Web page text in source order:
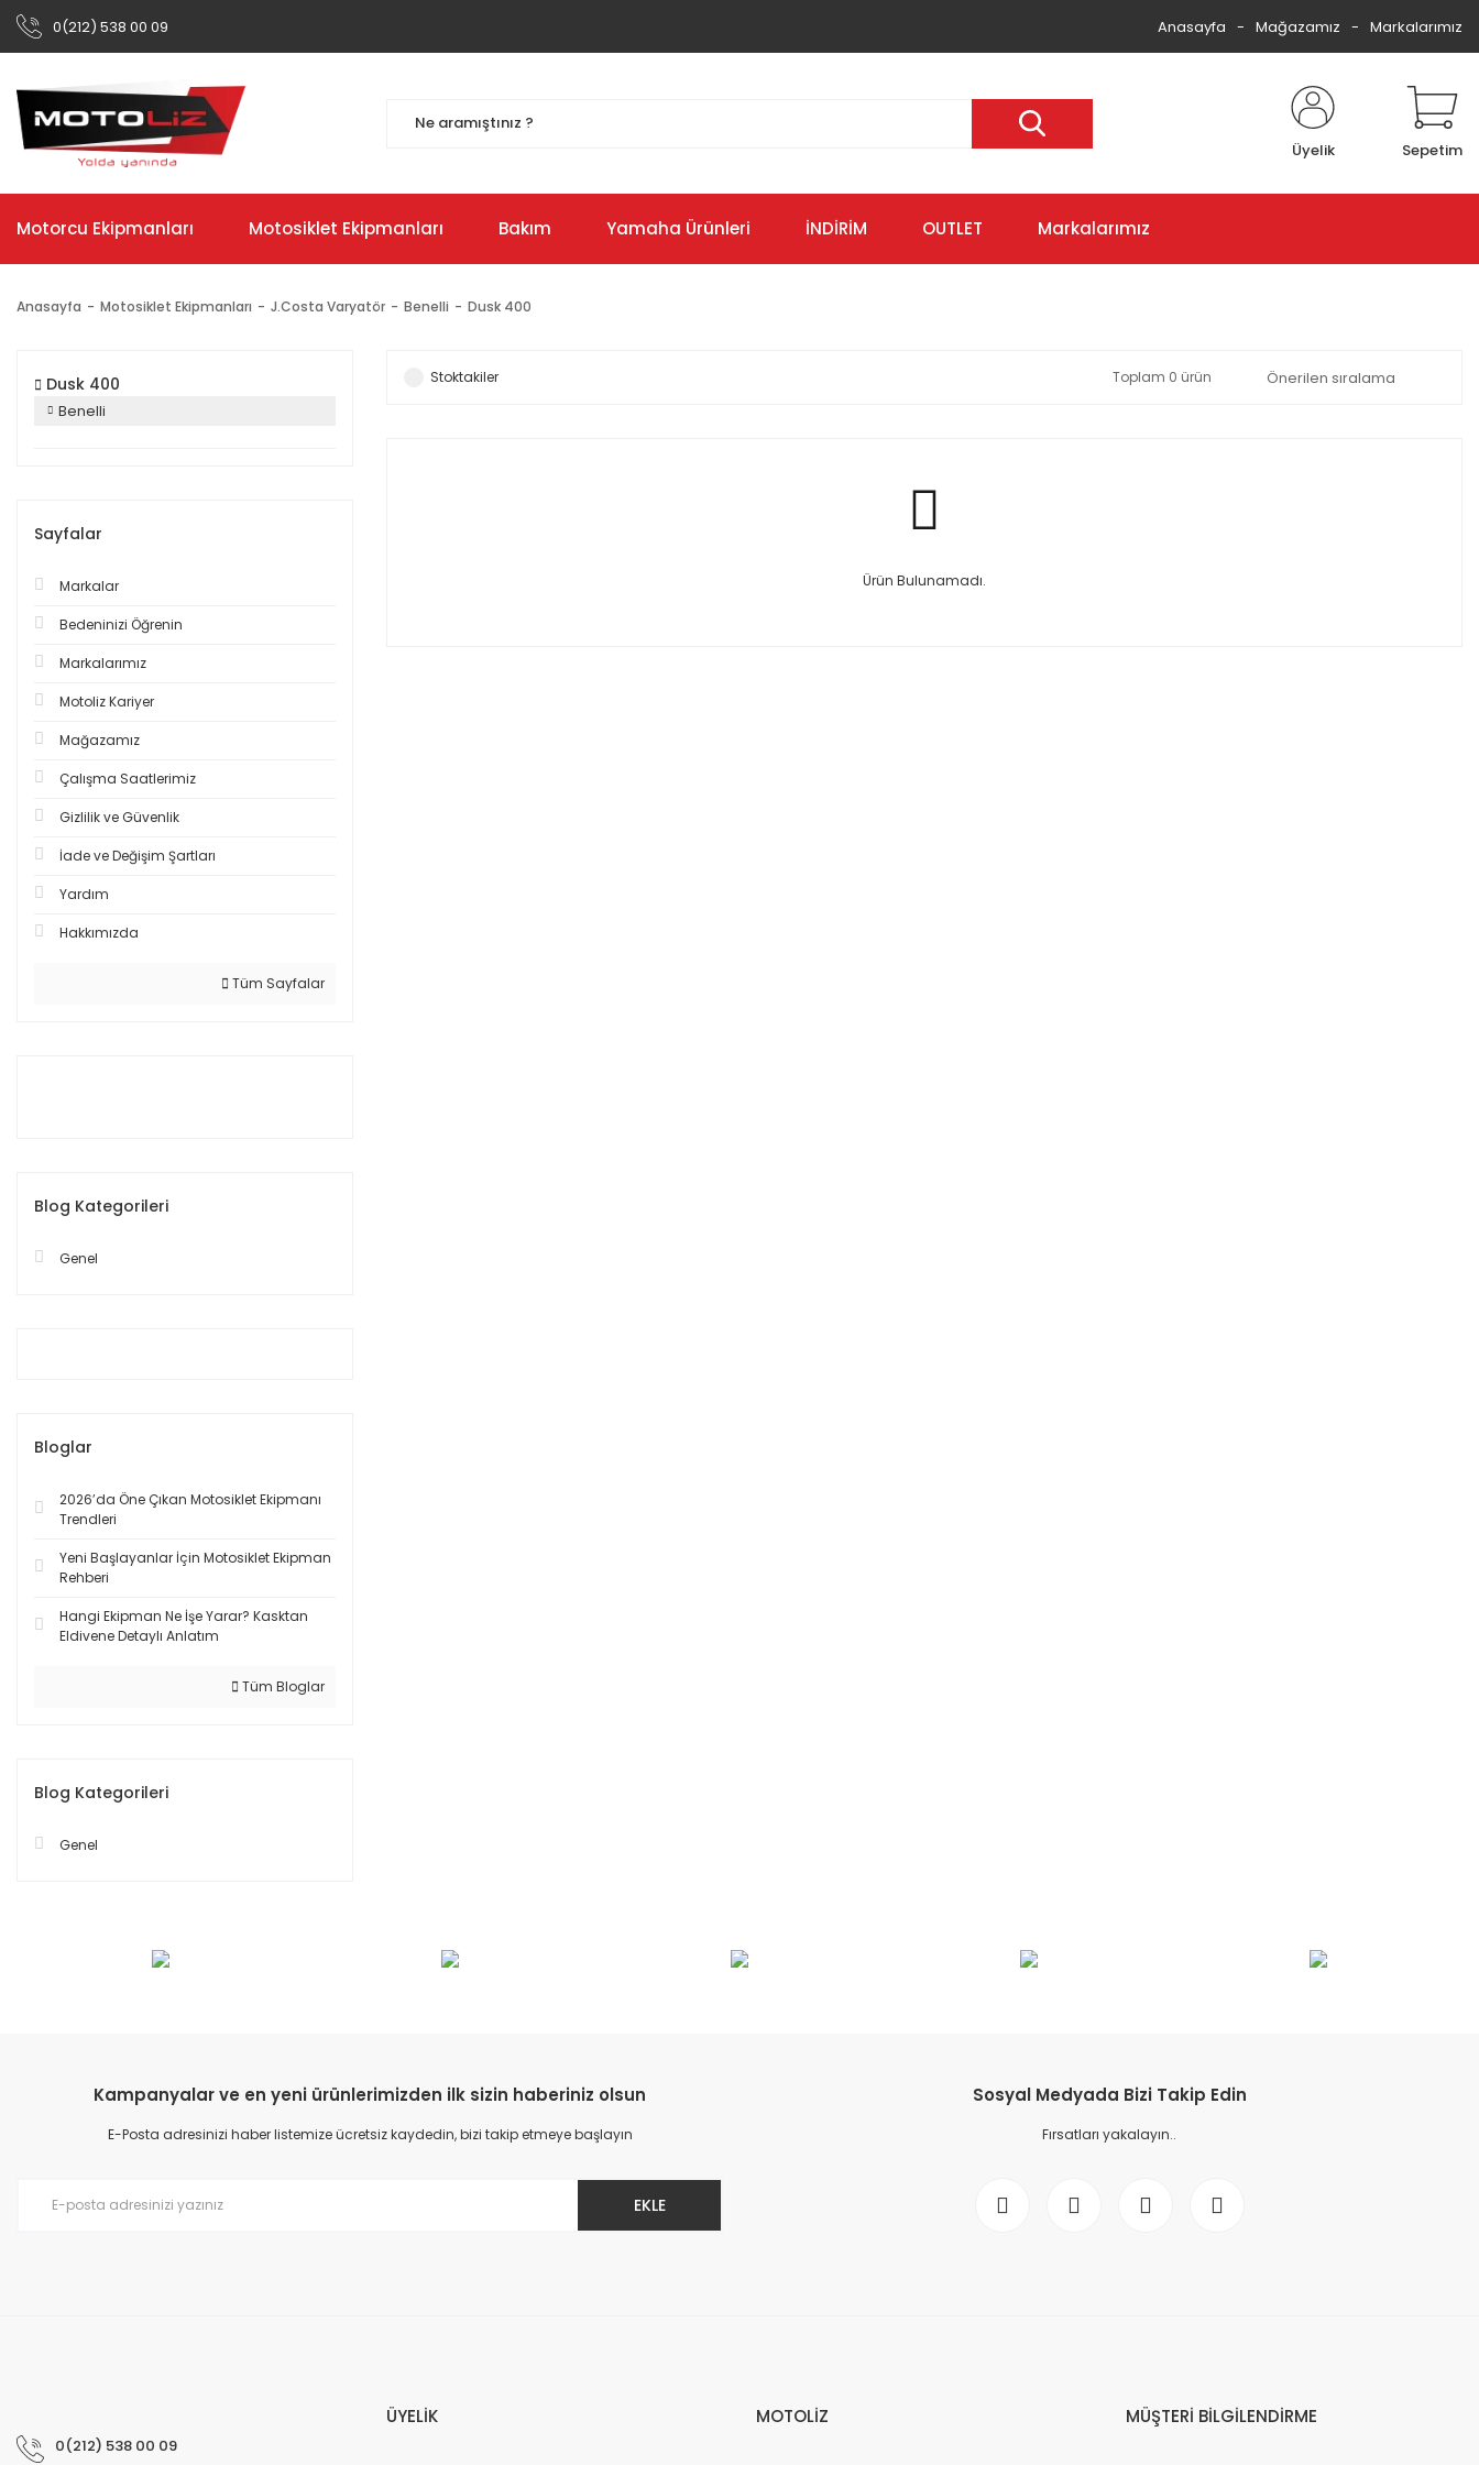
0(212) 538 00 09 Anasayfa Mağazamız Markalarımız
Üyelik Sepetim
Motorcu Ekipmanları Motosiklet Ekipmanları Bakım Yamaha Ürünleri İNDİRİM OUTLET Markalarımız
Anasayfa Motosiklet Ekipmanları J.Costa Varyatör Benelli Dusk 400
Dusk 400
Benelli
Sayfalar
Markalar
Bedeninizi Öğrenin
Markalarımız
Motoliz Kariyer
Mağazamız
Çalışma Saatlerimiz
Gizlilik ve Güvenlik
İade ve Değişim Şartları
Yardım
Hakkımızda
Tüm Sayfalar
Blog Kategorileri
Genel
Bloglar
2026’da Öne Çıkan Motosiklet Ekipmanı
Trendleri
Yeni Başlayanlar İçin Motosiklet Ekipman
Rehberi
Hangi Ekipman Ne İşe Yarar? Kasktan
Eldivene Detaylı Anlatım
Tüm Bloglar
Blog Kategorileri
Genel
Stoktakiler Toplam 0 ürün
Ürün Bulunamadı.
Kampanyalar ve en yeni ürünlerimizden ilk sizin haberiniz olsun
E-Posta adresinizi haber listemize ücretsiz kaydedin, bizi takip etmeye başlayın
EKLE
Sosyal Medyada Bizi Takip Edin
Fırsatları yakalayın..
0(212) 538 00 09
ÜYELİK MOTOLİZ MÜŞTERİ BİLGİLENDİRME